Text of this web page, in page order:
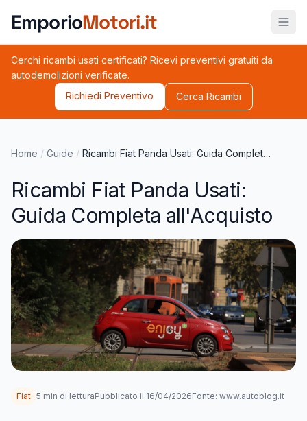
EmporioMotori.it
Cerchi ricambi usati certificati? Ricevi preventivi gratuiti da
autodemolizioni verificate.
Richiedi Preventivo
Cerca Ricambi
Home / Guide / Ricambi Fiat Panda Usati: Guida Completa all'Acquisto
Ricambi Fiat Panda Usati:
Guida Completa all'Acquisto
Fiat 5 min di letturaPubblicato il 16/04/2026Fonte: www.autoblog.it